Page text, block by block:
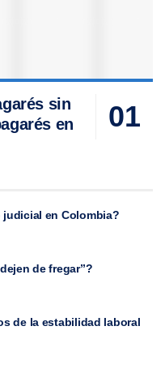
sin
en
en Colombia?
de fregar”?
de la estabilidad laboral